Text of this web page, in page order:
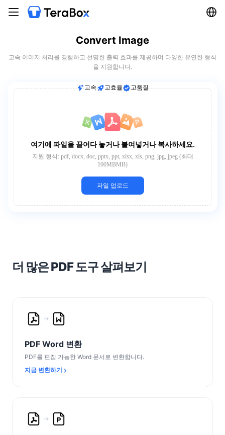
Convert Image
고속 이미지 처리를 경험하고 선명한 출력 효과를 제공하며 다양한 유연한 형식
을 지원합니다.
고속 고효율 고품질
여기에 파일을 끌어다 놓거나 붙여넣거나 복사하세요.
지원 형식: pdf, docx, doc, pptx, ppt, xlsx, xls, png, jpg, jpeg (최대
100MBMB)
파일 업로드
더 많은 PDF 도구 살펴보기
PDF Word 변환
PDF를 편집 가능한 Word 문서로 변환합니다.
지금 변환하기